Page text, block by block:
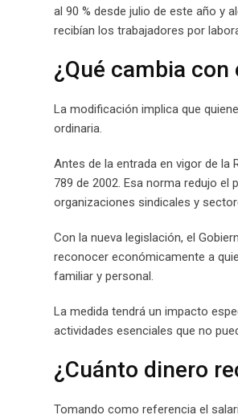
al 90 % desde julio de este año y
recibían los trabajadores por
¿Qué cambia
La modificación implica que
ordinaria.
Antes de la entrada en vigor de la
789 de 2002. Esa norma redujo
organizaciones sindicales y
Con la nueva legislación, el
reconocer económicamente a
familiar y personal.
La medida tendrá un impacto
actividades esenciales que no
¿Cuánto dinero
Tomando como referencia el